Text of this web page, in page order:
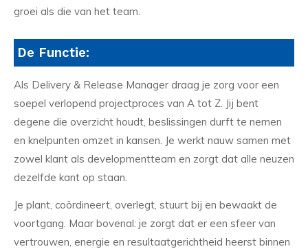
groei als die van het team.
De Functie:
Als Delivery & Release Manager draag je zorg voor een
soepel verlopend projectproces van A tot Z. Jij bent
degene die overzicht houdt, beslissingen durft te nemen
en knelpunten omzet in kansen. Je werkt nauw samen met
zowel klant als developmentteam en zorgt dat alle neuzen
dezelfde kant op staan.
Je plant, coördineert, overlegt, stuurt bij en bewaakt de
voortgang. Maar bovenal: je zorgt dat er een sfeer van
vertrouwen, energie en resultaatgerichtheid heerst binnen